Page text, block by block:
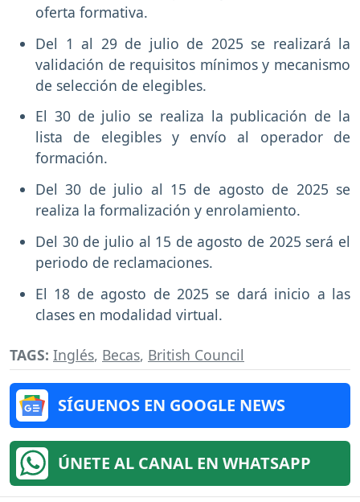
oferta formativa.
Del 1 al 29 de julio de 2025 se realizará la
validación de requisitos mínimos y mecanismo
de selección de elegibles.
El 30 de julio se realiza la publicación de la
lista de elegibles y envío al operador de
formación.
Del 30 de julio al 15 de agosto de 2025 se
realiza la formalización y enrolamiento.
Del 30 de julio al 15 de agosto de 2025 será el
periodo de reclamaciones.
El 18 de agosto de 2025 se dará inicio a las
clases en modalidad virtual.
TAGS: Inglés, Becas, British Council
SÍGUENOS EN GOOGLE NEWS
ÚNETE AL CANAL EN WHATSAPP